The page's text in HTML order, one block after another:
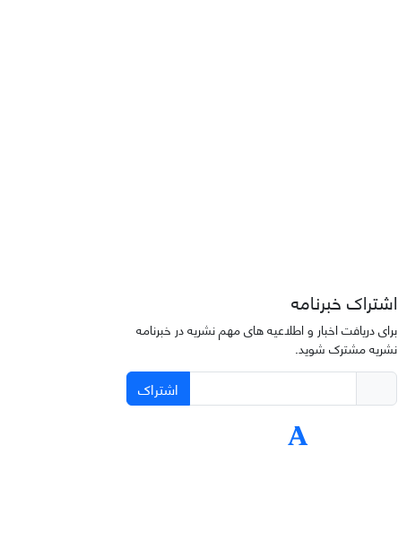
اشتراک خبرنامه
برای دریافت اخبار و اطلاعیه های مهم نشریه در خبرنامه
نشریه مشترک شوید.
اشتراک